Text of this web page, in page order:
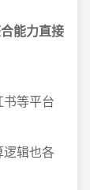
能力直接
等平台
逻辑也各